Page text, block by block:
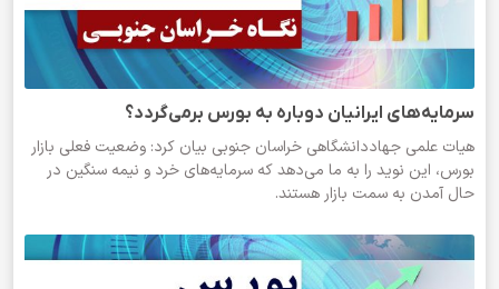
سرمایه‌های ایرانیان دوباره به بورس برمی‌گردد؟
هیات علمی جهاددانشگاهی خراسان جنوبی بیان کرد: وضعیت فعلی بازار
بورس، این نوید را به ما می‌دهد که سرمایه‌های خرد و نیمه سنگین در
حال آمدن به سمت بازار هستند.